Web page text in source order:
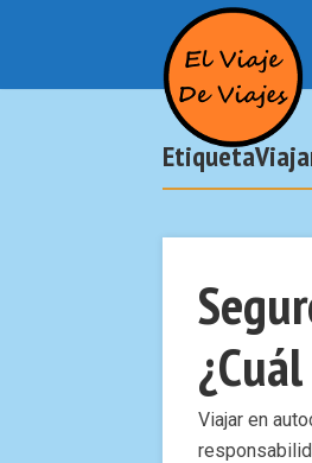
Viajar en